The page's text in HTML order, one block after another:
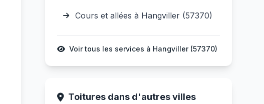
Cours et allées à Hangviller (57370)
Voir tous les services à Hangviller (57370)
Toitures dans d'autres villes